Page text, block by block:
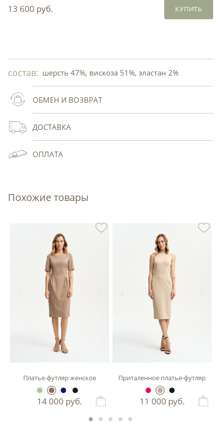
13 600 руб. КУПИТЬ
состав: шерсть 47%, вискоза 51%, эластан 2%
ОБМЕН И ВОЗВРАТ
ДОСТАВКА
ОПЛАТА
Похожие товары
Платье-футляр женское
14 000 руб.
Приталенное платье-футляр
11 000 руб.